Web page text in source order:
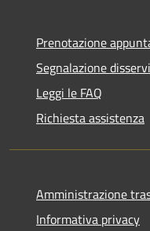
Prenotazione
Segnalazione
Leggi le FAQ
Richiesta assistenza
Amministrazione
Informativa privacy